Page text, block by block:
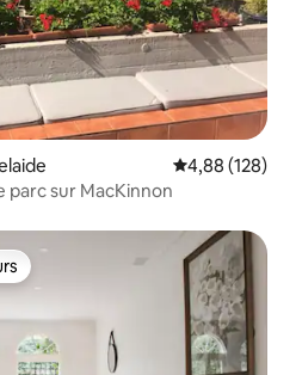
Évaluation
4,88 (128)
parc sur MacKinnon
plus appréciés